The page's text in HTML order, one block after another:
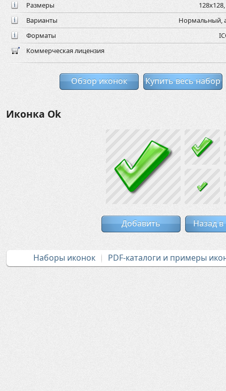
Размеры
Варианты
Нормальный,
Форматы
Коммерческая лицензия
Обзор иконок Купить весь набор
Иконка Ok
Добавить Назад в
Наборы иконок PDF-каталоги и примеры